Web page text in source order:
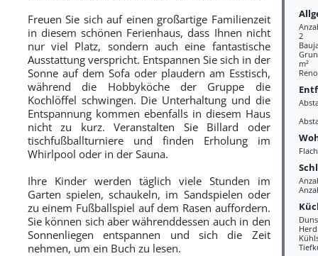
2
m²
Herd
Freuen Sie sich auf einen großartige Familienzeit
in diesem schönen Ferienhaus, dass Ihnen nicht
nur viel Platz, sondern auch eine fantastische
Ausstattung verspricht. Entspannen Sie sich in der
Sonne auf dem Sofa oder plaudern am Esstisch,
während die Hobbyköche der Gruppe die
Kochlöffel schwingen. Die Unterhaltung und die
Entspannung kommen ebenfalls in diesem Haus
nicht zu kurz. Veranstalten Sie Billard oder
tischfußballturniere und finden Erholung im
Whirlpool oder in der Sauna.
Ihre Kinder werden täglich viele Stunden im
Garten spielen, schaukeln, im Sandspielen oder
zu einem Fußballspiel auf dem Rasen auffordern.
Sie können sich aber währenddessen auch in den
Sonnenliegen entspannen und sich die Zeit
nehmen, um ein Buch zu lesen.